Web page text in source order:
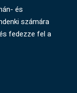
és
számára
fedezze fel a